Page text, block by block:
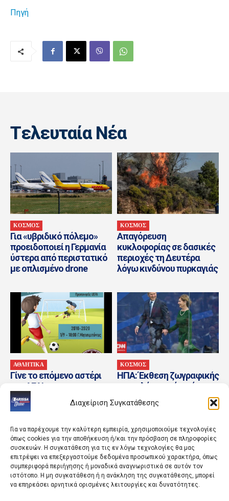
Διαχείριση Συγκατάθεσης
Για να παρέχουμε την καλύτερη εμπειρία, χρησιμοποιούμε τεχνολογίες
όπως cookies για την αποθήκευση ή/και την πρόσβαση σε πληροφορίες
συσκευών. Η συγκατάθεση για τις εν λόγω τεχνολογίες θα μας
επιτρέψει να επεξεργαστούμε δεδομένα προσωπικού χαρακτήρα, όπως
συμπεριφορά περιήγησης ή μοναδικά αναγνωριστικά σε αυτόν τον
ιστότοπο. Η μη συγκατάθεση ή η ανάκληση της συγκατάθεσης, μπορεί
να επηρεάσει αρνητικά ορισμένες λειτουργίες και δυνατότητες.
Πηγή
Tελευταία Nέα
ΚΟΣΜΟΣ
Για «υβριδικό πόλεμο»
προειδοποιεί η Γερμανία
ύστερα από περιστατικό
με οπλισμένο drone
ΚΟΣΜΟΣ
Απαγόρευση
κυκλοφορίας σε δασικές
περιοχές τη Δευτέρα
λόγω κινδύνου πυρκαγιάς
ΑΘΛΗΤΙΚΑ
Γίνε το επόμενο αστέρι
της ΑΕΛ!
ΚΟΣΜΟΣ
ΗΠΑ: Έκθεση ζωγραφικής
για καλό σκοπό με έργα
του πρώην προέδρου
Τζορτζ Μπους